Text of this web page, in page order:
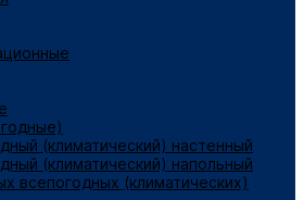
(климатический) настенный
(климатический) напольный
всепогодных (климатических)